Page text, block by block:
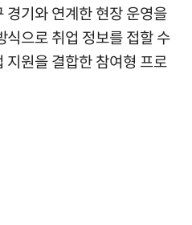
경기와 연계한 현장 운영을
식으로 취업 정보를 접할 수
지원을 결합한 참여형 프로